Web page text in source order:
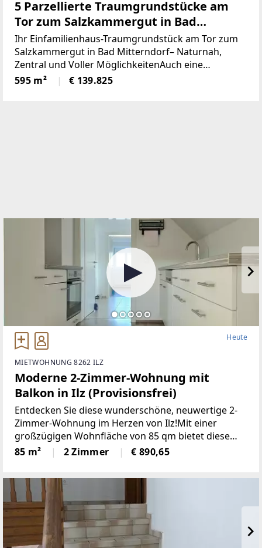
5 Parzellierte Traumgrundstücke am
Tor zum Salzkammergut in Bad
Mitterndorf - naturnah, zentral und
voller Möglichkeiten (Provisionsfrei)
Ihr Einfamilienhaus-Traumgrundstück am Tor zum
Salzkammergut in Bad Mitterndorf– Naturnah,
Zentral und Voller MöglichkeitenAuch eine
touristische Vermietung ist nach Absprache mit der
Gemeinde möglich.Die Loipe und Therme
595 m² € 139.825
Heute
MIETWOHNUNG 8262 ILZ
Moderne 2-Zimmer-Wohnung mit
Balkon in Ilz (Provisionsfrei)
Entdecken Sie diese wunderschöne, neuwertige 2-
Zimmer-Wohnung im Herzen von Ilz!Mit einer
großzügigen Wohnfläche von 85 qm bietet diese
Wohnung den idealen Raumfür Singles oder Paare.
Die lichtdurchfluteten Räume überzeugen durch
85 m² 2 Zimmer € 890,65